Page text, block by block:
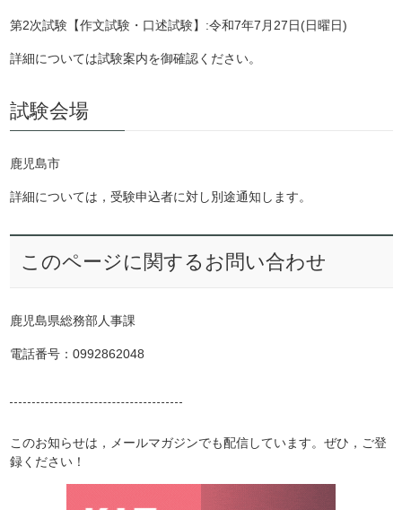
第2次試験【作文試験・口述試験】:令和7年7月27日(日曜日)
詳細については試験案内を御確認ください。
試験会場
鹿児島市
詳細については，受験申込者に対し別途通知します。
このページに関するお問い合わせ
鹿児島県総務部人事課
電話番号：0992862048
このお知らせは，メールマガジンでも配信しています。ぜひ，ご登
録ください！